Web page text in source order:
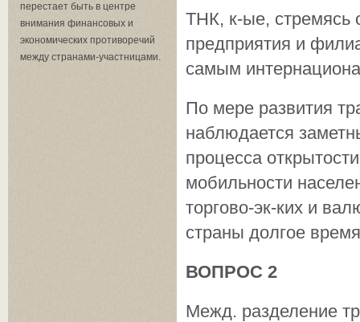
перестает быть в центре
внимания финансовых и
экономических противоречий
между странами-участницами.
ТНК, к-ые, стремясь
предприятия и
самым
По мере развития
наблюдается
процесса
мобильности
торгово-эк-ких и
страны долгое
ВОПРОС 2
Межд. разделение